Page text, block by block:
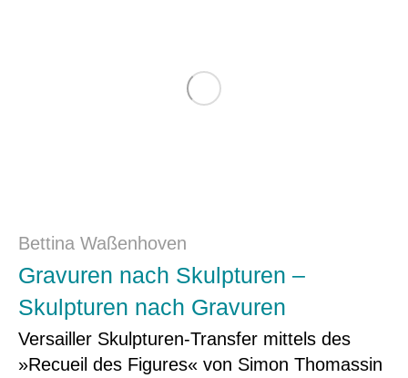
Bettina Waßenhoven
Gravuren nach Skulpturen –
Skulpturen nach Gravuren
Versailler Skulpturen-Transfer mittels des
»Recueil des Figures« von Simon Thomassin